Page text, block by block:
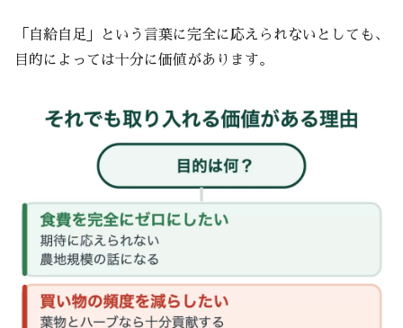
「自給自足」という言葉に完全に応えられないとしても、
目的によっては十分に価値があります。